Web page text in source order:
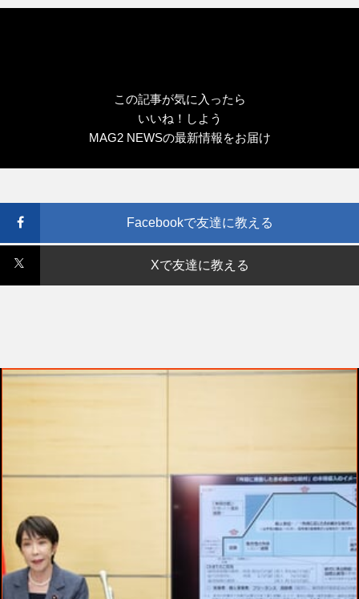
この記事が気に入ったら
いいね！しよう
MAG2 NEWSの最新情報をお届け
Facebookで友達に教える
Xで友達に教える